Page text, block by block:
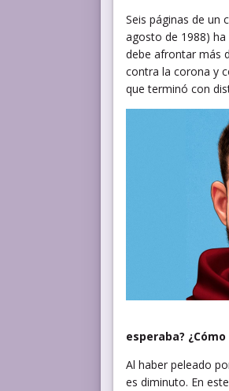
Seis páginas de un
agosto de 1988)
debe afrontar más
contra la corona y
que terminó con
esperaba?
Al haber peleado
es diminuto. En